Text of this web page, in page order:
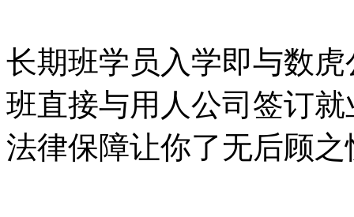
长期班学员入学即与数
班直接与用人公司签订
法律保障让你了无后顾